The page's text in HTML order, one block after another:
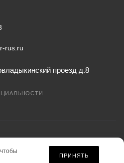
rus.ru
проезд д.8
rus.ru» не является публичной офертой.
ПРИНЯТЬ